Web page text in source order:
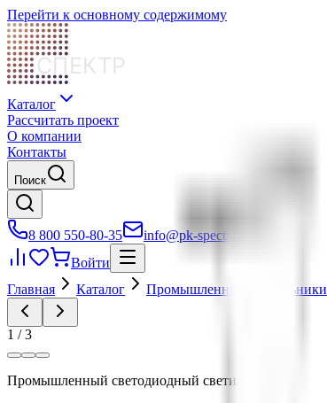
Перейти к основному содержимому
СПЕКТР
Каталог
Рассчитать проект
О компании
Контакты
Поиск
8 800 550-80-35
info@pk-spectr.ru
Войти
Главная
Каталог Промышленные светильники
1 /3
Промышленный светодиодный светильник